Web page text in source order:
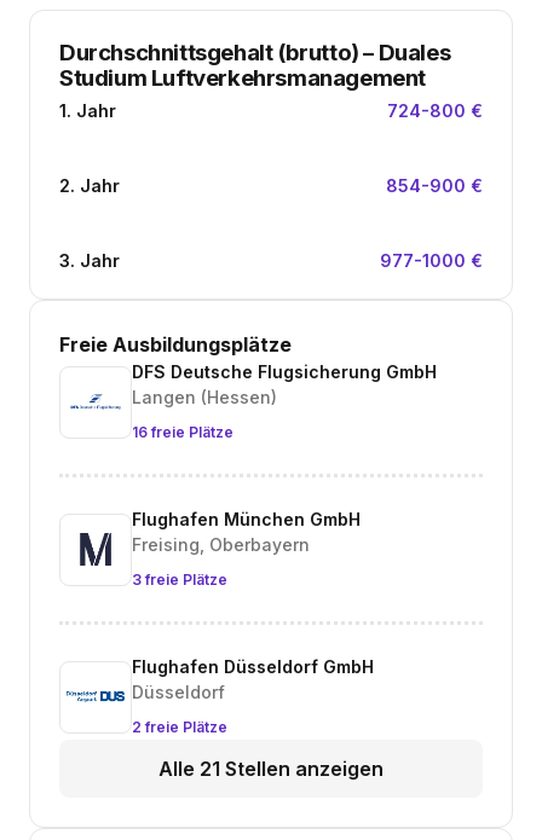
Durchschnittsgehalt (brutto)– Duales
Studium Luftverkehrsmanagement
1. Jahr 724-800 €
2. Jahr 854-900 €
3. Jahr 977-1000 €
Freie Ausbildungsplätze
DFS Deutsche Flugsicherung GmbH
Langen (Hessen)
16 freie Plätze
Flughafen München GmbH
Freising, Oberbayern
3 freie Plätze
Flughafen Düsseldorf GmbH
Düsseldorf
2 freie Plätze
Alle 21 Stellen anzeigen